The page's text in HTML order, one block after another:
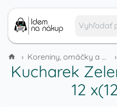
› Koreniny, omáčky a dochucovadlá ›
Kucharek
12